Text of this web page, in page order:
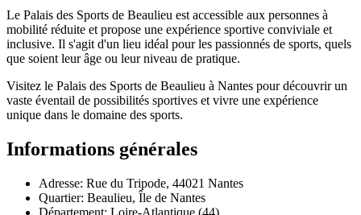
Le Palais des Sports de Beaulieu est accessible aux personnes à
mobilité réduite et propose une expérience sportive conviviale et
inclusive. Il s'agit d'un lieu idéal pour les passionnés de sports, quels
que soient leur âge ou leur niveau de pratique.
Visitez le Palais des Sports de Beaulieu à Nantes pour découvrir un
vaste éventail de possibilités sportives et vivre une expérience
unique dans le domaine des sports.
Informations générales
Adresse: Rue du Tripode, 44021 Nantes
Quartier: Beaulieu, Île de Nantes
Département: Loire-Atlantique (44)